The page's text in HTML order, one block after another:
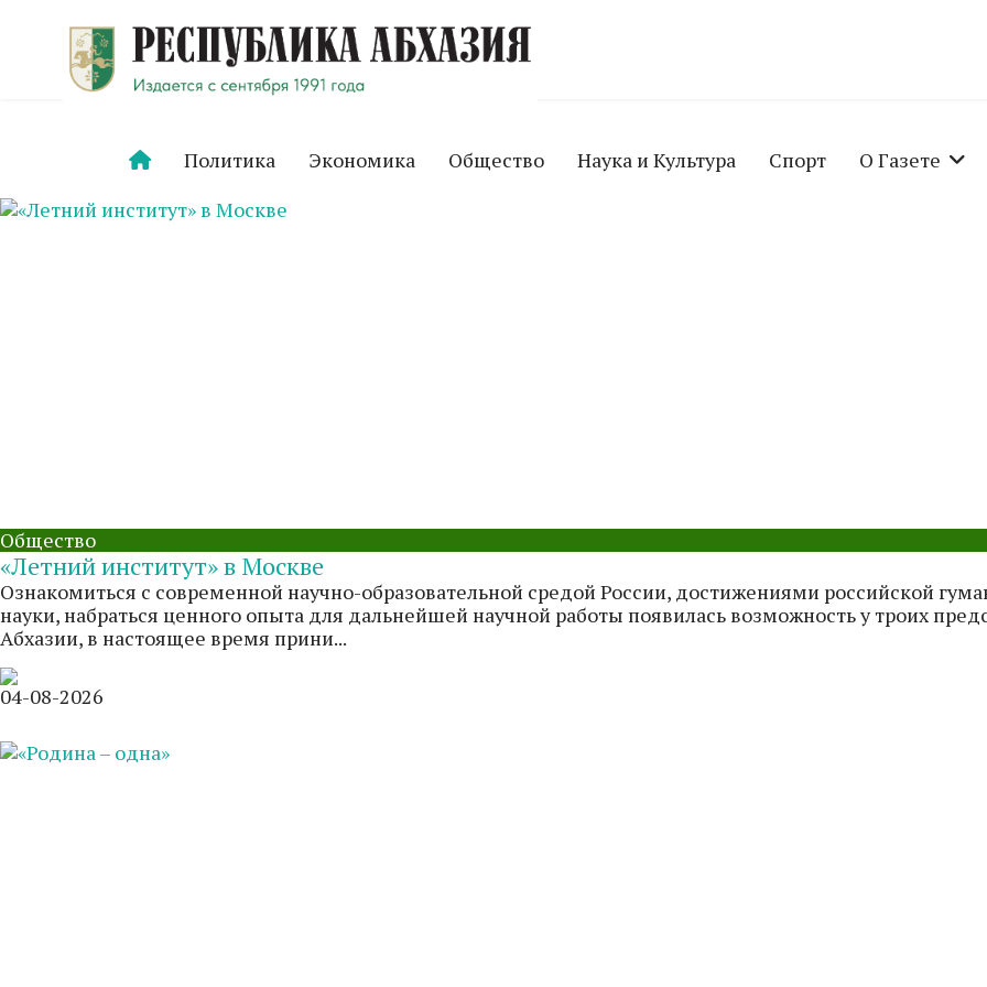
Политика Экономика Общество Наука и Культура Спорт О Газете
Общество
«Летний институт» в Москве
Ознакомиться с современной научно-образовательной средой России, достижениями российской
науки, набраться ценного опыта для дальнейшей научной работы появилась возможность у троих
Абхазии, в настоящее время прини...
04-08-2026